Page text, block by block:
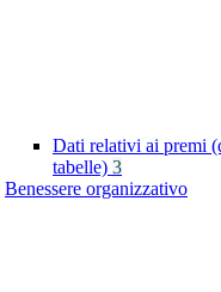
Dati relativi ai premi
tabelle) 3
Benessere organizzativo